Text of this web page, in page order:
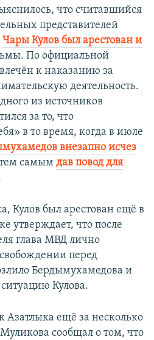
что считавшийся
представителей
Чары Кулов был арестован и
По официальной
к наказанию за
деятельность.
из источников
за то, что
в то время, когда в июле
внезапно исчез
самым дав повод для
Кулов был арестован ещё в
утверждает, что после
глава МВД лично
перед
Бердымухамедова и
Кулова.
Азатлыка ещё за несколько
сообщал о том, что